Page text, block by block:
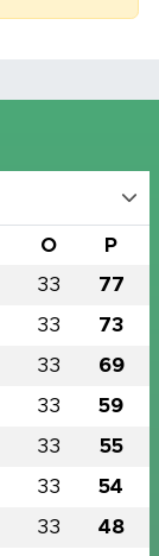
O P
33 77
33 73
33 69
33 59
33 55
33 54
33 48